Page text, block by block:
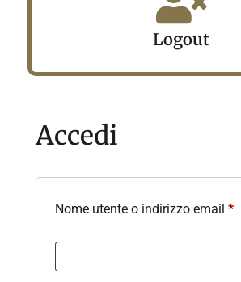
Logout
Accedi
Nome utente o indirizzo email *